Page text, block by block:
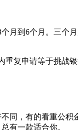
月到6个月。三个
复申请等于挑战
同，有的看重公
有一款适合你。